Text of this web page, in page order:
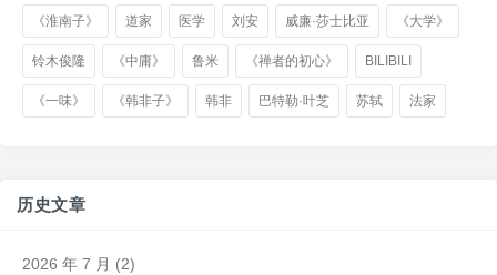
《淮南子》 道家 医学 刘安 威廉·莎士比亚 《大学》
铃木俊隆 《中庸》 鲁米 《禅者的初心》 BILIBILI
《一味》 《韩非子》 韩非 巴特勒·叶芝 苏轼 法家
历史文章
2026 年 7 月 (2)